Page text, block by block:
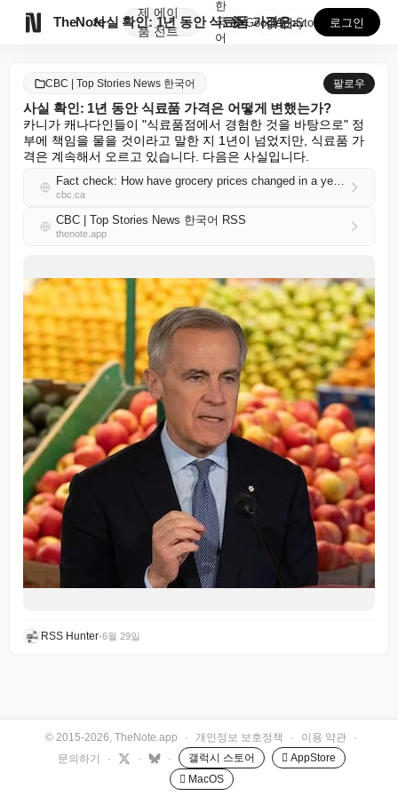
TheNote
제
품
에이
전트
사실 확인: 1년 동안 식료품 가격은 어떻게 변했는가?
한
국
어
GooglePlay
AppStore 로그인
CBC | Top Stories News 한국어 팔로우
사실 확인: 1년 동안 식료품 가격은 어떻게 변했는가?
카니가 캐나다인들이 "식료품점에서 경험한 것을 바탕으로" 정
부에 책임을 물을 것이라고 말한 지 1년이 넘었지만, 식료품 가
격은 계속해서 오르고 있습니다. 다음은 사실입니다.
Fact check: How have grocery prices changed in a year?
cbc.ca
CBC | Top Stories News 한국어 RSS
thenote.app
RSS Hunter•6월 29일
© 2015-2026, TheNote.app · 개인정보 보호정책 · 이용 약관
·
문의하기
· · · 갤럭시 스토어
 AppStore
 MacOS